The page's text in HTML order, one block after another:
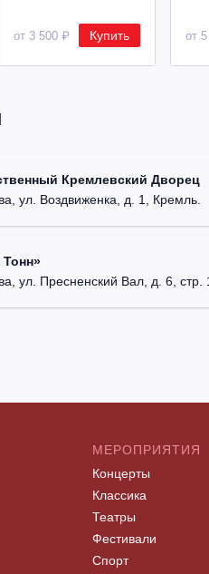
от 3 500 ₽ Купить от
Кремлевский Дворец
ул. Воздвиженка, д. 1, Кремль.
Тонн»
ул. Пресненский Вал, д. 6, стр.
МЕРОПРИЯТИЯ
Концерты
Классика
Театры
Фестивали
Спорт